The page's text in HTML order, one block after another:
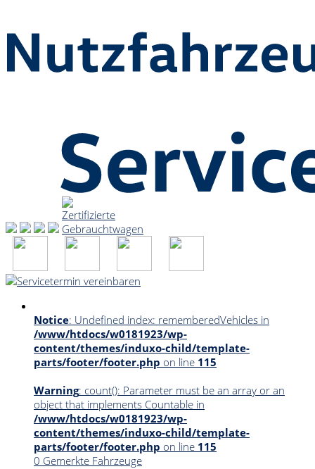
Notice: Undefined index: rememberedVehicles in
/www/htdocs/w0181923/wp-
content/themes/induxo-child/template-
parts/footer/footer.php on line 115
Warning: count(): Parameter must be an array or an
object that implements Countable in
/www/htdocs/w0181923/wp-
content/themes/induxo-child/template-
parts/footer/footer.php on line 115
0 Gemerkte Fahrzeuge